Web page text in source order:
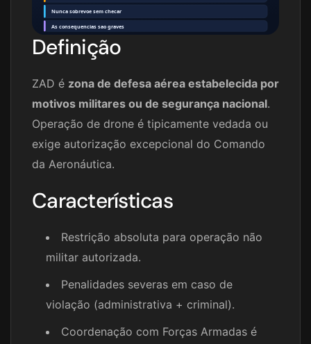
Nunca sobrevoe sem checar
As consequencias sao graves
Definição
ZAD é zona de defesa aérea estabelecida por
motivos militares ou de segurança nacional.
Operação de drone é tipicamente vedada ou
exige autorização excepcional do Comando
da Aeronáutica.
Características
Restrição absoluta para operação não
militar autorizada.
Penalidades severas em caso de
violação (administrativa + criminal).
Coordenação com Forças Armadas é